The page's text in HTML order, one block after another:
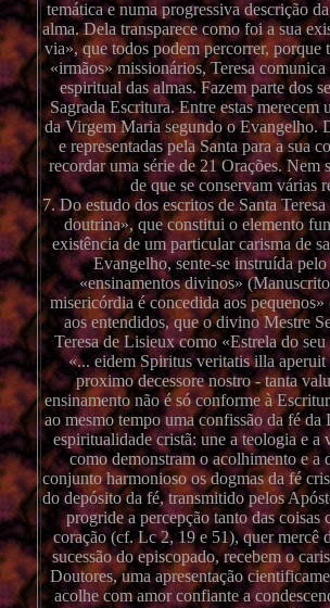
temática e numa progressiva descrição
alma. Dela transparece como foi a sua
via», que todos podem percorrer, porque
«irmãos» missionários, Teresa
espiritual das almas. Fazem parte dos
Sagrada Escritura. Entre estas
da Virgem Maria segundo o Evangelho.
e representadas pela Santa para a sua
recordar uma série de 21 Orações. Nem
de que se conservam várias
7. Do estudo dos escritos de Santa
doutrina», que constitui o elemento
existência de um particular carisma de
Evangelho, sente-se instruída
«ensinamentos divinos»
misericórdia é concedida aos
aos entendidos, que o divino Mestre
Teresa de Lisieux como «Estrela do
«... eidem Spiritus veritatis illa aperuit
proximo decessore nostro - tanta
ensinamento não é só conforme à
ao mesmo tempo uma confissão da fé
espiritualidade cristã: une a teologia e
como demonstram o acolhimento e a
conjunto harmonioso os dogmas da fé
do depósito da fé, transmitido pelos
progride a percepção tanto das coisas
coração (cf. Lc 2, 19 e 51), quer mercê
sucessão do episcopado, recebem o
Doutores, uma apresentação
acolhe com amor confiante a